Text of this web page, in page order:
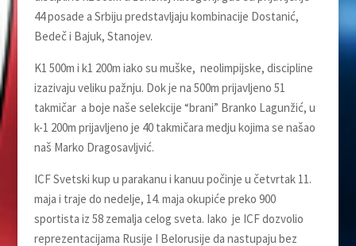
44 posade a Srbiju predstavljaju kombinacije Dostanić,
Bedeč i Bajuk, Stanojev.
K1 500m i k1 200m iako su muške, neolimpijske, discipline
izazivaju veliku pažnju. Dok je na 500m prijavljeno 51
takmičar a boje naše selekcije “brani” Branko Lagunžić, u
k-1 200m prijavljeno je 40 takmičara medju kojima se našao
naš Marko Dragosavljvić.
ICF Svetski kup u parakanu i kanuu počinje u četvrtak 11.
maja i traje do nedelјe, 14. maja okupiće preko 900
sportista iz 58 zemalja celog sveta. Iako je ICF dozvolio
reprezentacijama Rusije I Belorusije da nastupaju bez